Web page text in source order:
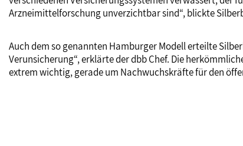
Arzneimittelforschung unverzichtbar sind“, blickte
Auch dem so genannten Hamburger Modell erteilte
Verunsicherung“, erklärte der dbb Chef. Die
extrem wichtig, gerade um Nachwuchskräfte für den